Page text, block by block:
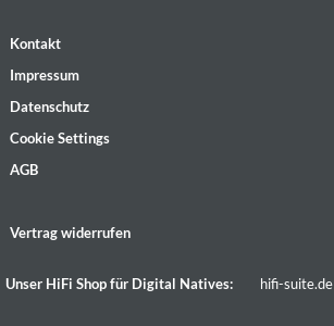
Kontakt
Impressum
Datenschutz
Cookie Settings
AGB
Vertrag widerrufen
Unser HiFi Shop für Digital Natives: hifi-suite.de